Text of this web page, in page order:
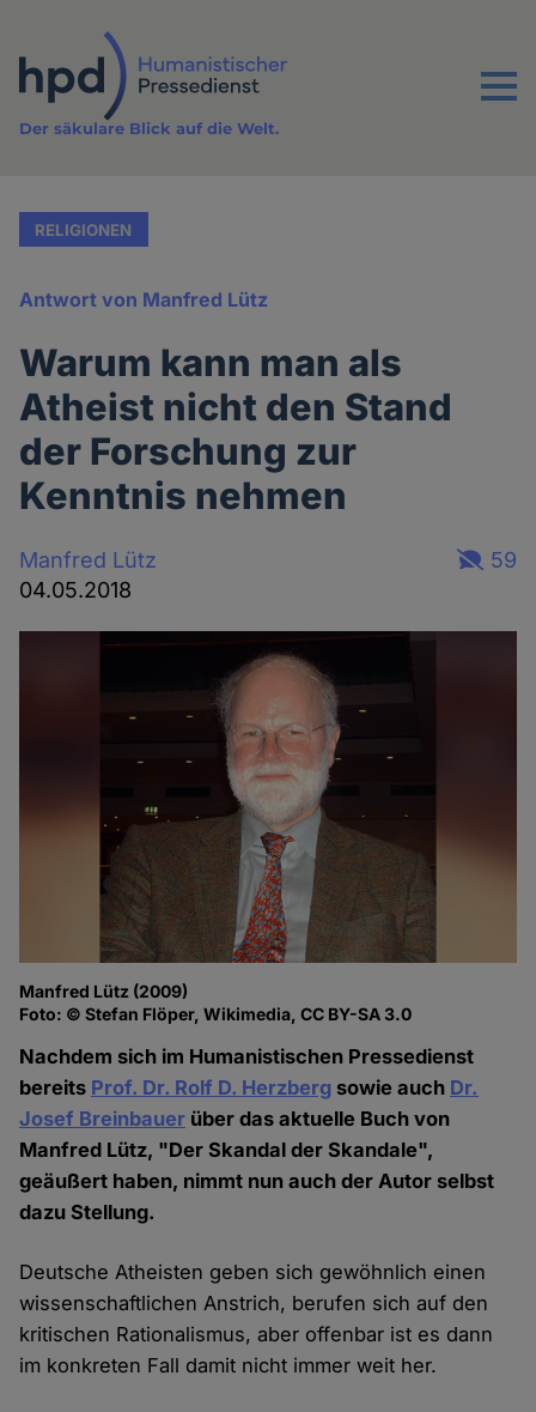
Inhalt
Menu
Der säkulare Blick auf die Welt.
RELIGIONEN
Antwort von Manfred Lütz
Warum kann man als
Atheist nicht den Stand
der Forschung zur
Kenntnis nehmen
Manfred Lütz
04.05.2018
59
Manfred Lütz (2009)
Foto: © Stefan Flöper, Wikimedia, CC BY-SA 3.0
Nachdem sich im Humanistischen Pressedienst
bereits Prof. Dr. Rolf D. Herzberg sowie auch Dr.
Josef Breinbauer über das aktuelle Buch von
Manfred Lütz, "Der Skandal der Skandale",
geäußert haben, nimmt nun auch der Autor selbst
dazu Stellung.
Deutsche Atheisten geben sich gewöhnlich einen
wissenschaftlichen Anstrich, berufen sich auf den
kritischen Rationalismus, aber offenbar ist es dann
im konkreten Fall damit nicht immer weit her.